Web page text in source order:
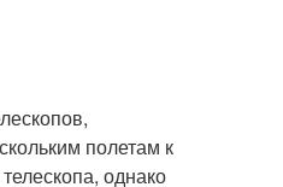
полетам к
однако